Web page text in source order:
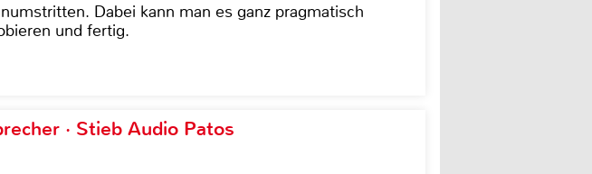
Dabei kann man es ganz pragmatisch
und fertig.
· Stieb Audio Patos